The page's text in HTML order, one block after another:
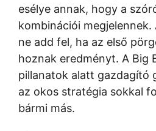
esélye annak, hogy a
kombinációi
ne add fel, ha az első
hoznak eredményt. A Big
pillanatok alatt gazdagító
az okos stratégia sokkal
bármi más.